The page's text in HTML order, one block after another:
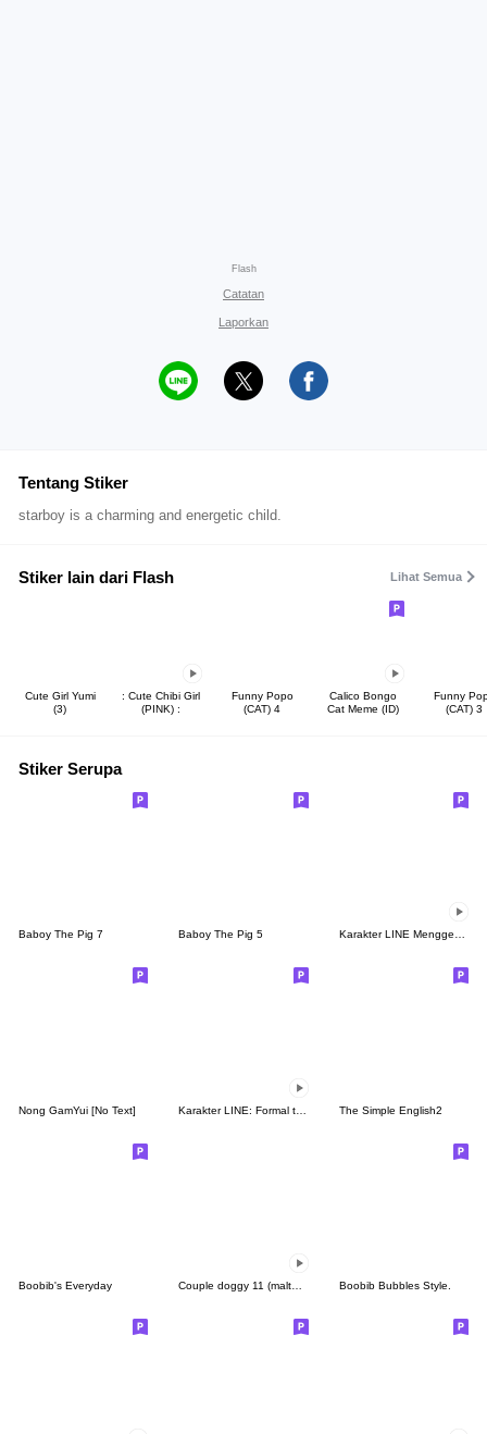
Flash
Catatan
Laporkan
Tentang Stiker
starboy is a charming and energetic child.
Stiker lain dari Flash Lihat Semua
Cute Girl Yumi
(3)
: Cute Chibi Girl
(PINK) :
Funny Popo
(CAT) 4
Calico Bongo
Cat Meme (ID)
Funny
(CAT) 3
Stiker Serupa
Baboy The Pig 7 Baboy The Pig 5 Karakter LINE Menggemaskan
Nong GamYui [No Text] The Simple English2
Boobib's Everyday Boobib Bubbles Style.